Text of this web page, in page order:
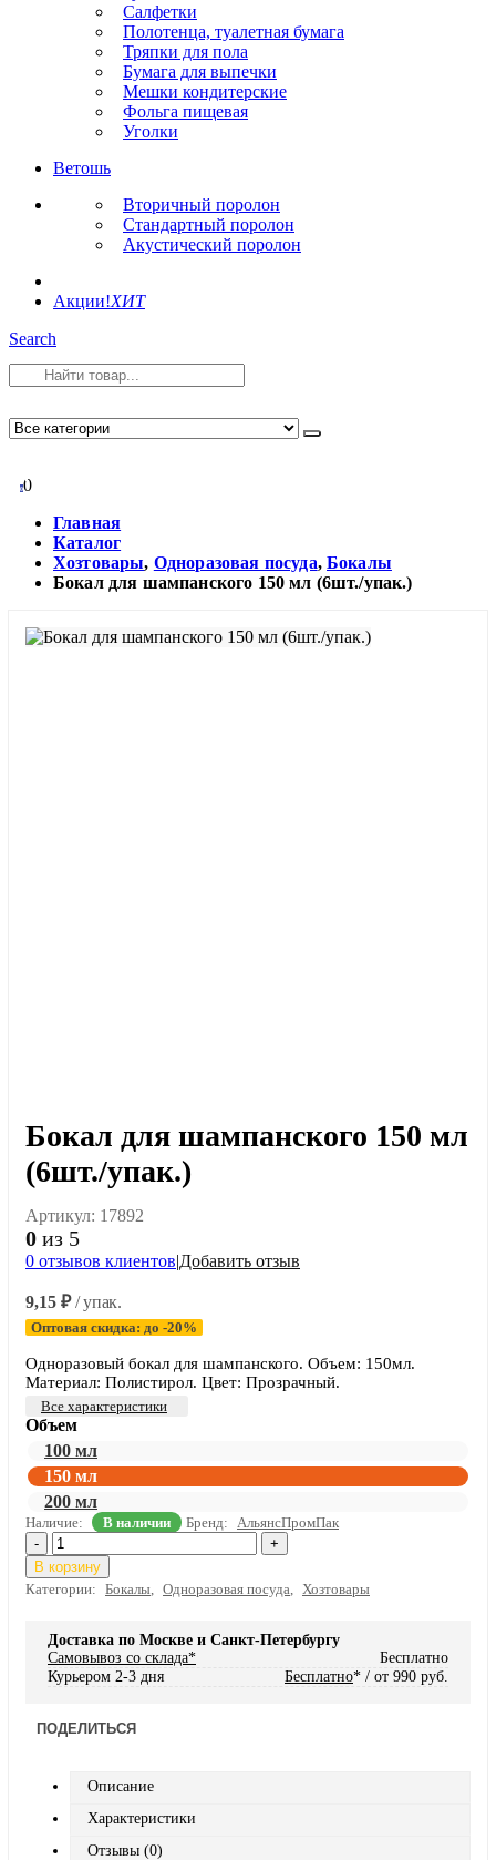
Салфетки
Полотенца, туалетная бумага
Тряпки для пола
Бумага для выпечки
Мешки кондитерские
Фольга пищевая
Уголки
Ветошь
Вторичный поролон
Стандартный поролон
Акустический поролон
Акции!ХИТ
Search
00
Главная
Каталог
Хозтовары, Одноразовая посуда, Бокалы
Бокал для шампанского 150 мл (6шт./упак.)
Бокал для шампанского 150 мл
(6шт./упак.)
Артикул: 17892
0 из 5
0 отзывов клиентов|Добавить отзыв
9,15 ₽ / упак.
Оптовая скидка: до -20%
Одноразовый бокал для шампанского. Объем: 150мл.
Материал: Полистирол. Цвет: Прозрачный.
Все характеристики
Объем
100 мл
150 мл
200 мл
Наличие: В наличии Бренд:
АльянсПромПак
-
+
В корзину
Категории: Бокалы Одноразовая посуда Хозтовары
Доставка по Москве и Санкт-Петербургу
Самовывоз со склада*
Бесплатно
Курьером 2-3 дня
Бесплатно* / от 990 руб.
ПОДЕЛИТЬСЯ
Описание
Характеристики
Отзывы (0)